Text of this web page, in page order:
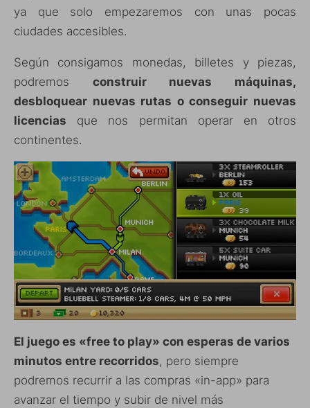
ya que solo empezaremos con unas pocas
ciudades accesibles.
Según consigamos monedas, billetes y piezas,
podremos construir nuevas máquinas,
desbloquear nuevas rutas o conseguir nuevas
licencias que nos permitan operar en otros
continentes.
El juego es «free to play» con esperas de varios
minutos entre recorridos, pero siempre
podremos recurrir a las compras «in-app» para
avanzar el tiempo y subir de nivel más